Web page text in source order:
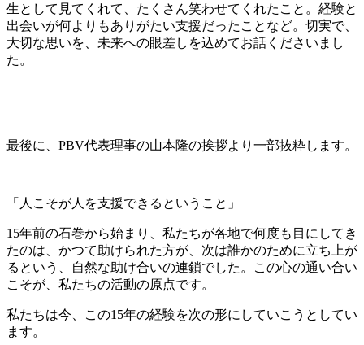
生として見てくれて、たくさん笑わせてくれたこと。経験と
出会いが何よりもありがたい支援だったことなど。切実で、
大切な思いを、未来への眼差しを込めてお話くださいまし
た。
最後に、PBV代表理事の山本隆の挨拶より一部抜粋します。
「人こそが人を支援できるということ」
15年前の石巻から始まり、私たちが各地で何度も目にしてき
たのは、かつて助けられた方が、次は誰かのために立ち上が
るという、自然な助け合いの連鎖でした。この心の通い合い
こそが、私たちの活動の原点です。
私たちは今、この15年の経験を次の形にしていこうとしてい
ます。